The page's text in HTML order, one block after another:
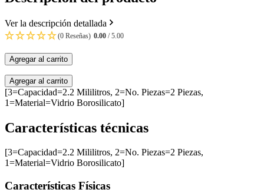
Ver la descripción detallada
(0 Reseñas) 0.00 / 5.00
Agregar al carrito
Agregar al carrito
[3=Capacidad=2.2 Mililitros, 2=No. Piezas=2 Piezas,
1=Material=Vidrio Borosilicato]
Características técnicas
[3=Capacidad=2.2 Mililitros, 2=No. Piezas=2 Piezas,
1=Material=Vidrio Borosilicato]
Características Físicas